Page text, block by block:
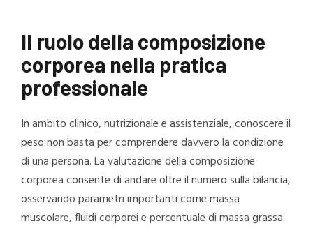
Il ruolo della composizione
corporea nella pratica
professionale
In ambito clinico, nutrizionale e assistenziale, conoscere il
peso non basta per comprendere davvero la condizione
di una persona. La valutazione della composizione
corporea consente di andare oltre il numero sulla bilancia,
osservando parametri importanti come massa
muscolare, fluidi corporei e percentuale di massa grassa.